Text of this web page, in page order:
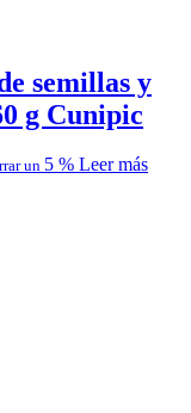
semillas y
g Cunipic
un 5 % Leer más